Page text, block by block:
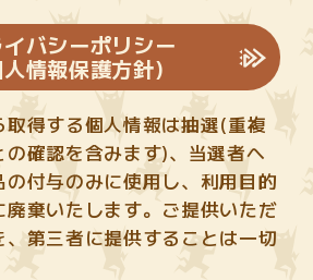
バシーポリシー
情報保護方針)
取得する個人情報は抽選(重複
の確認を含みます)、当選者へ
の付与のみに使用し、利用目的
廃棄いたします。ご提供いただ
、第三者に提供することは一切